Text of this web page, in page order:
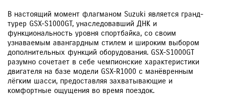
В настоящий момент флагманом Suzuki является гранд-
турер GSX-S1000GT, унаследовавший ДНК и
функциональность уровня спортбайка, со своим
узнаваемым авангардным стилем и широким выбором
дополнительных функций оборудования. GSX-S1000GT
разумно сочетает в себе чемпионские характеристики
двигателя на базе модели GSX-R1000 с манёвренным
лёгким шасси, предоставляя захватывающие и
комфортные ощущения во время поездок.